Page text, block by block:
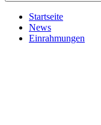
Startseite
News
Einrahmungen